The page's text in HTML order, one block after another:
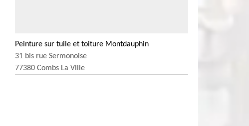
Peinture sur tuile et toiture Montdauphin
31 bis rue Sermonoise
77380 Combs La Ville